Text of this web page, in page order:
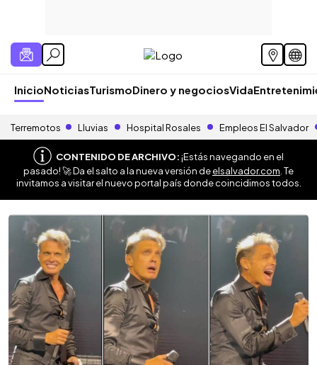
InicioNoticiasTurismoDinero y negociosVida
Terremotos Lluvias Hospital Rosales Empleos El Salvador
CONTENIDO DE ARCHIVO:¡Estás navegando en el
pasado! 🚀 Da el salto a la nueva versión deelsalvador.com . Te
invitamos a visitar el nuevo portal país donde coincidimos todos.